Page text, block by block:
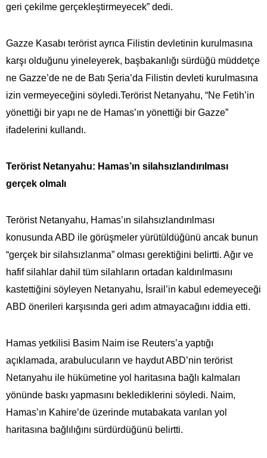
geri çekilme gerçekleştirmeyecek” dedi.
Gazze Kasabı terörist ayrıca Filistin devletinin kurulmasına
karşı olduğunu yineleyerek, başbakanlığı sürdüğü müddetçe
ne Gazze’de ne de Batı Şeria’da Filistin devleti kurulmasına
izin vermeyeceğini söyledi.Terörist Netanyahu, “Ne Fetih’in
yönettiği bir yapı ne de Hamas’ın yönettiği bir Gazze”
ifadelerini kullandı.
Terörist Netanyahu: Hamas’ın silahsızlandırılması
gerçek olmalı
Terörist Netanyahu, Hamas’ın silahsızlandırılması
konusunda ABD ile görüşmeler yürütüldüğünü ancak bunun
“gerçek bir silahsızlanma” olması gerektiğini belirtti. Ağır ve
hafif silahlar dahil tüm silahların ortadan kaldırılmasını
kastettiğini söyleyen Netanyahu, İsrail’in kabul edemeyeceği
ABD önerileri karşısında geri adım atmayacağını iddia etti.
Hamas yetkilisi Basim Naim ise Reuters’a yaptığı
açıklamada, arabulucuların ve haydut ABD’nin terörist
Netanyahu ile hükümetine yol haritasına bağlı kalmaları
yönünde baskı yapmasını beklediklerini söyledi. Naim,
Hamas’ın Kahire’de üzerinde mutabakata varılan yol
haritasına bağlılığını sürdürdüğünü belirtti.